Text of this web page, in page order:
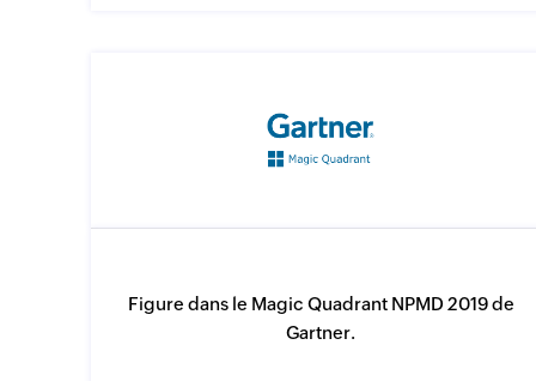
Figure dans le Magic Quadrant NPMD 2019 de
Gartner.